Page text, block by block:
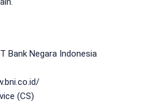
Bank Negara Indonesia
(CS)